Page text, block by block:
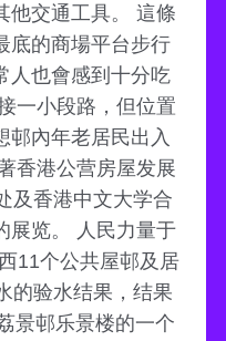
他交通工具。 這條
底的商場平台步行
人也會感到十分吃
一小段路，但位置
邨內年老居民出入
香港公营房屋发展
及香港中文大学合
展览。 人民力量于
11个公共屋邨及居
的验水结果，结果
景邨乐景楼的一个